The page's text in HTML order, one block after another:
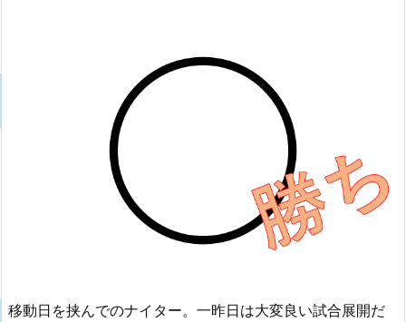
移動日を挟んでのナイター。一昨日は大変良い試合展開だ